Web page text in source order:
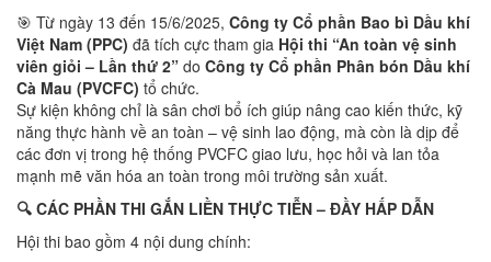
🎯 Từ ngày 13 đến 15/6/2025, Công ty Cổ phần Bao bì Dầu khí
Việt Nam (PPC) đã tích cực tham gia Hội thi “An toàn vệ sinh
viên giỏi – Lần thứ 2” do Công ty Cổ phần Phân bón Dầu khí
Cà Mau (PVCFC) tổ chức.
Sự kiện không chỉ là sân chơi bổ ích giúp nâng cao kiến thức, kỹ
năng thực hành về an toàn – vệ sinh lao động, mà còn là dịp để
các đơn vị trong hệ thống PVCFC giao lưu, học hỏi và lan tỏa
mạnh mẽ văn hóa an toàn trong môi trường sản xuất.
🔍 CÁC PHẦN THI GẮN LIỀN THỰC TIỄN – ĐẦY HẤP DẪN
Hội thi bao gồm 4 nội dung chính: